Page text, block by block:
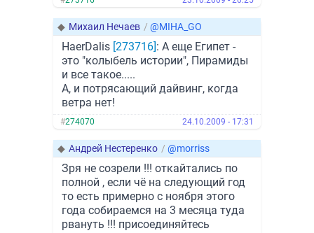
◆ Михаил Нечаев / @MIHA_GO
HaerDalis [273716]: А еще Египет -
это "колыбель истории", Пирамиды
и все такое.....
А, и потрясающий дайвинг, когда
ветра нет!
#274070 24.10.2009 - 17:31
◆ Андрей Нестеренко / @morriss
Зря не созрели !!! откайтались по
полной , если чё на следующий год
то есть примерно с ноября этого
года собираемся на 3 месяца туда
рвануть !!! присоединяйтесь